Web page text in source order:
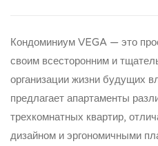
Кондоминиум VEGA — это
своим всесторонним и
организации жизни будущих
предлагает апартаменты
трехкомнатных квартир,
дизайном и эргономичными